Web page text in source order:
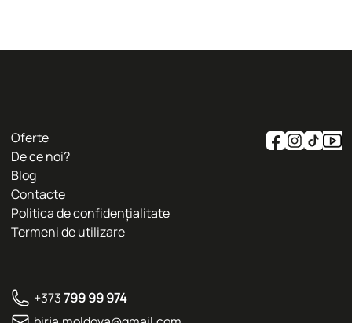
Oferte
De ce noi?
Blog
Contacte
Politica de confidențialitate
Termeni de utilizare
+373799 99 974